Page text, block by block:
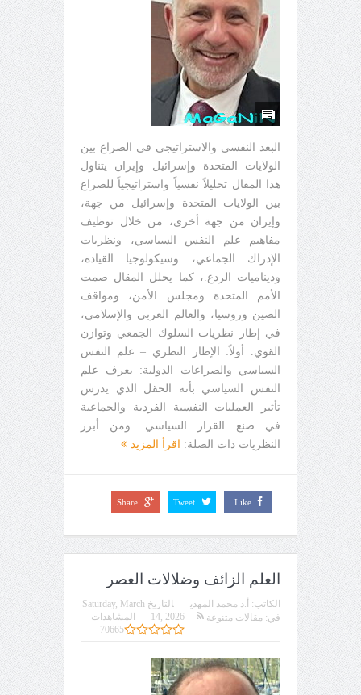
البعد النفسي والاستراتيجي في الصراع بين
الولايات المتحدة وإسرائيل وإيران يتناول
هذا المقال تحليلاً نفسياً واستراتيجياً للصراع
بين الولايات المتحدة وإسرائيل من جهة،
وإيران من جهة أخرى، من خلال توظيف
مفاهيم علم النفس السياسي، ونظريات
الإدراك الجماعي، وسيكولوجيا القيادة،
وديناميات الردع.، كما يحلل المقال صمت
الأمم المتحدة ومجلس الأمن، ومواقف
الصين وروسيا، والعالم العربي والإسلامي،
في إطار نظريات السلوك الجمعي وتوازن
القوي. أولاً: الإطار النظري – علم النفس
السياسي والصراعات الدولية: يعرف علم
النفس السياسي بأنه الحقل الذي يدرس
تأثير العمليات النفسية الفردية والجماعية
في صنع القرار السياسي. ومن أبرز
النظريات ذات الصلة:
اقرأ المزيد
Like
Tweet
Share
العلم الزائف وضلالات العصر
الكاتب: أ.د محمد المهدي التاريخ Saturday, March
14, 2026
في: مقالات متنوعة
المشاهدات
70665